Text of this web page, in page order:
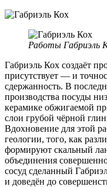
Работы Габриэль
Габриэль Кох создаёт
присутствует — и
сдержанность. В
производства посуды
керамике обжигаемой
слои грубой чёрной
Вдохновение для этой
геологии, того, как
формируют скальный
объединения
сосуд сделанный
и доведён до